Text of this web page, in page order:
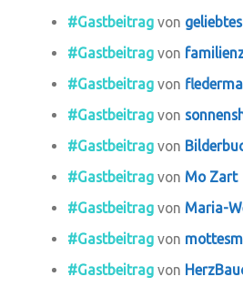
#Gastbeitrag von
#Gastbeitrag von
#Gastbeitrag von
#Gastbeitrag von
#Gastbeitrag von
#Gastbeitrag von Mo Zart
#Gastbeitrag von Maria-
#Gastbeitrag von
#Gastbeitrag von